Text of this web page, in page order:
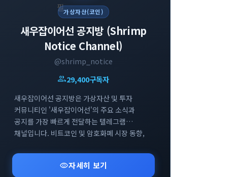
가상자산(코인)
새우잡이어선 공지방 (Shrimp
Notice Channel)
@shrimp_notice
group29,400구독자
새우잡이어선 공지방은 가상자산 및 투자
커뮤니티인 '새우잡이어선'의 주요 소식과
공지를 가장 빠르게 전달하는 텔레그램
채널입니다. 비트코인 및 암호화폐 시장 동향,
정보를 일목요연하게 제공합니다. 가상자산
투자자들을 위한 핵심 알림과 커뮤니티
visibility자세히 보기